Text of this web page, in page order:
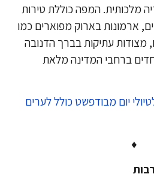
המפה כוללת טירות
ארמונות בארוק מפוארים כמו
עתיקות בברך הדנובה
ברחבי המדינה מלאת
יום מבודפשט כולל לערים